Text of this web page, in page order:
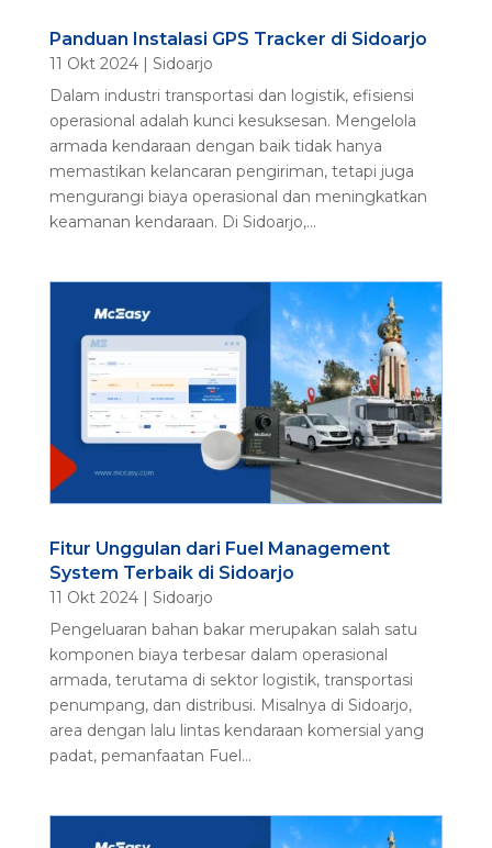
Panduan Instalasi GPS Tracker di Sidoarjo
11 Okt 2024| Sidoarjo
Dalam industri transportasi dan logistik, efisiensi
operasional adalah kunci kesuksesan. Mengelola
armada kendaraan dengan baik tidak hanya
memastikan kelancaran pengiriman, tetapi juga
mengurangi biaya operasional dan meningkatkan
keamanan kendaraan. Di Sidoarjo,...
Fitur Unggulan dari Fuel Management
System Terbaik di Sidoarjo
11 Okt 2024| Sidoarjo
Pengeluaran bahan bakar merupakan salah satu
komponen biaya terbesar dalam operasional
armada, terutama di sektor logistik, transportasi
penumpang, dan distribusi. Misalnya di Sidoarjo,
area dengan lalu lintas kendaraan komersial yang
padat, pemanfaatan Fuel...